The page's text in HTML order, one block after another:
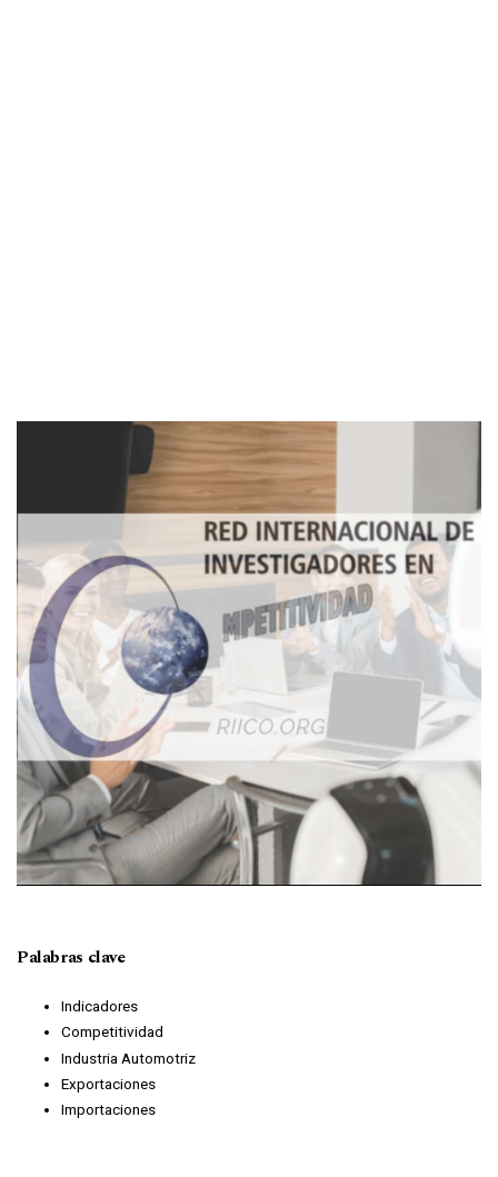
Imagen de portada
Palabras clave
Indicadores
Competitividad
Industria Automotriz
Exportaciones
Importaciones